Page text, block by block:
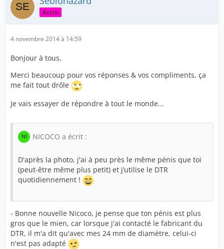
Accro
4 novembre 2014 à 14:59
Bonjour à tous,
Merci beaucoup pour vos réponses & vos compliments, ça
me fait tout drôle
Je vais essayer de répondre à tout le monde...
NICOCO a écrit :
D'après la photo, j'ai à peu près le même pénis que toi
(peut-être même plus petit) et j’utilise le DTR
quotidiennement !
- Bonne nouvelle Nicoco, je pense que ton pénis est plus
gros que le mien, car lorsque j'ai contacté le fabricant du
DTR, il m'a dit qu'avec mes 24 mm de diamètre, celui-ci
n'est pas adapté